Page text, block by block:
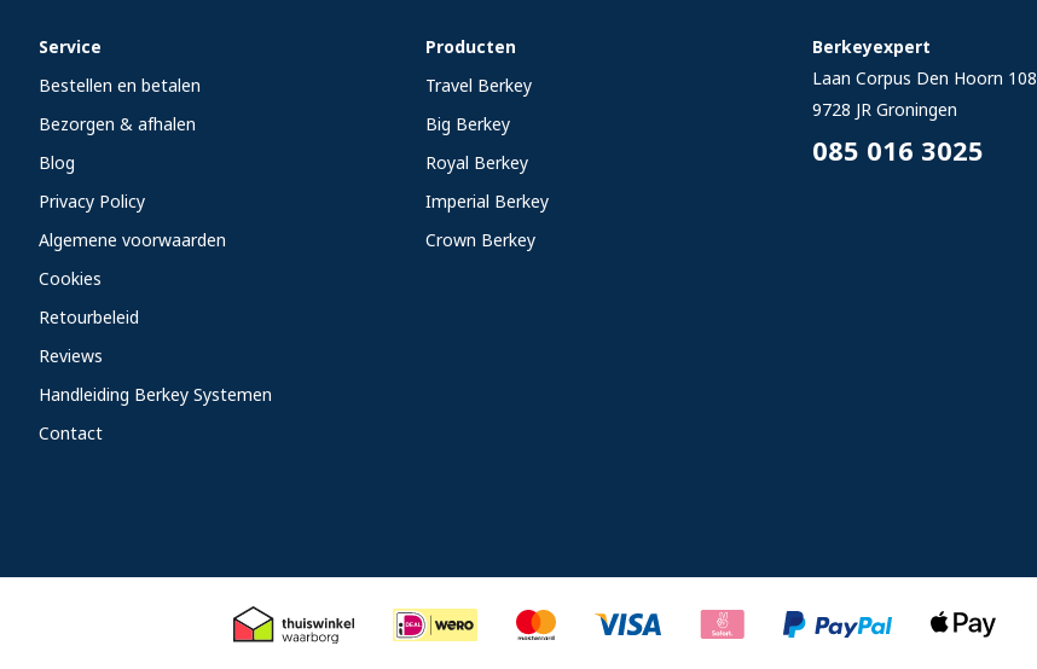
Service
Bestellen en betalen
Bezorgen & afhalen
Blog
Privacy Policy
Algemene voorwaarden
Cookies
Retourbeleid
Reviews
Handleiding Berkey Systemen
Contact
Producten
Travel Berkey
Big Berkey
Royal Berkey
Imperial Berkey
Crown Berkey
Berkeyexpert
Laan Corpus Den Hoorn 108
9728 JR Groningen
085 016 3025